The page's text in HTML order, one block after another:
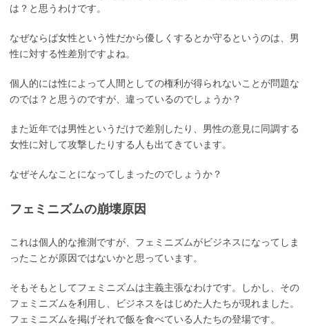
は？と思うわけです。
なぜならば女性という性だから優しくするとか守るというのは、男
性に対する性差別ですよね。
個人的には性によって人間としての権利が得られないことが問題な
のでは？と思うのですが、違っているのでしょうか？
また近年では男性というだけで差別したり、男性の意見に同調する
女性に対して攻撃したりする人も出てきています。
なぜそんなことになってしまったのでしょうか？
フェミニズムの崩壊原因
これは個人的な推測ですが、フェミニズムがビジネスになってしま
ったことが原因ではないかと思っています。
そもそもとしてフェミニズムは主義主張なわけです。しかし、その
フェミニズムを利用し、ビジネスをはじめた人たちが現れました。
フェミニズムを掲げそれで飯を食べている人たちの登場です。